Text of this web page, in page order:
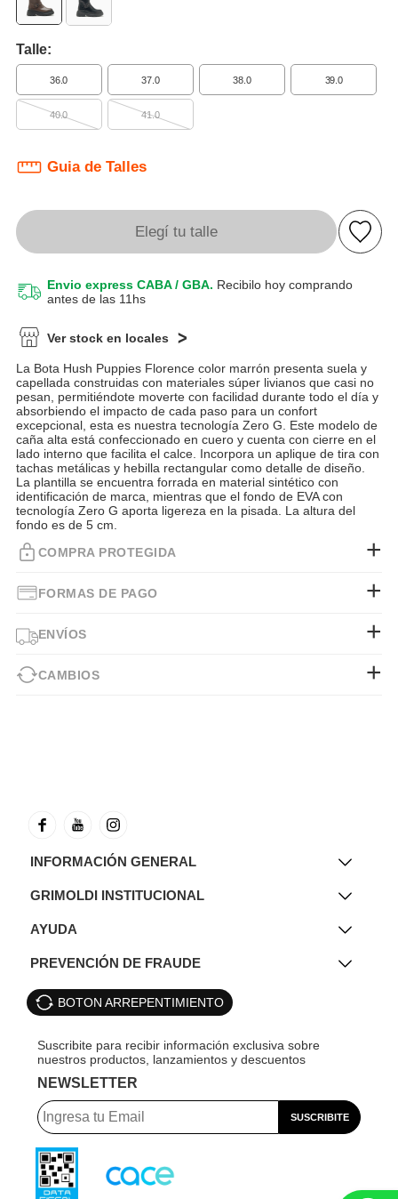
Talle:
36.0 37.0 38.0 39.0
40.0 41.0
Guia de Talles
Elegí tu talle
Envio express CABA / GBA. Recibilo hoy comprando
antes de las 11hs
Ver stock en locales
La Bota Hush Puppies Florence color marrón presenta suela y
capellada construidas con materiales súper livianos que casi no
pesan, permitiéndote moverte con facilidad durante todo el día y
absorbiendo el impacto de cada paso para un confort
excepcional, esta es nuestra tecnología Zero G. Este modelo de
caña alta está confeccionado en cuero y cuenta con cierre en el
lado interno que facilita el calce. Incorpora un aplique de tira con
tachas metálicas y hebilla rectangular como detalle de diseño.
La plantilla se encuentra forrada en material sintético con
identificación de marca, mientras que el fondo de EVA con
tecnología Zero G aporta ligereza en la pisada. La altura del
fondo es de 5 cm.
COMPRA PROTEGIDA
FORMAS DE PAGO
ENVÍOS
CAMBIOS
INFORMACIÓN GENERAL
GRIMOLDI INSTITUCIONAL
AYUDA
PREVENCIÓN DE FRAUDE
BOTON ARREPENTIMIENTO
NEWSLETTER